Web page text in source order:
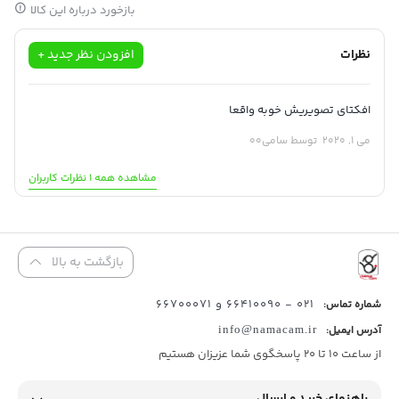
را با
پیشرفت های بسیاری به همراه دارد.
بازخورد درباره این کالا
نظرات افزودن نظر جدید +
توسط سامی00 می 1, 2020
افکتای تصویریش خوبه واقعا
مشاهده همه 1 نظرات کاربران
بازگشت به بالا
شماره تماس: 021 - 66410090 و 66700071
آدرس ایمیل: info@namacam.ir
از ساعت 10 تا 20 پاسخگوی شما عزیزان هستیم